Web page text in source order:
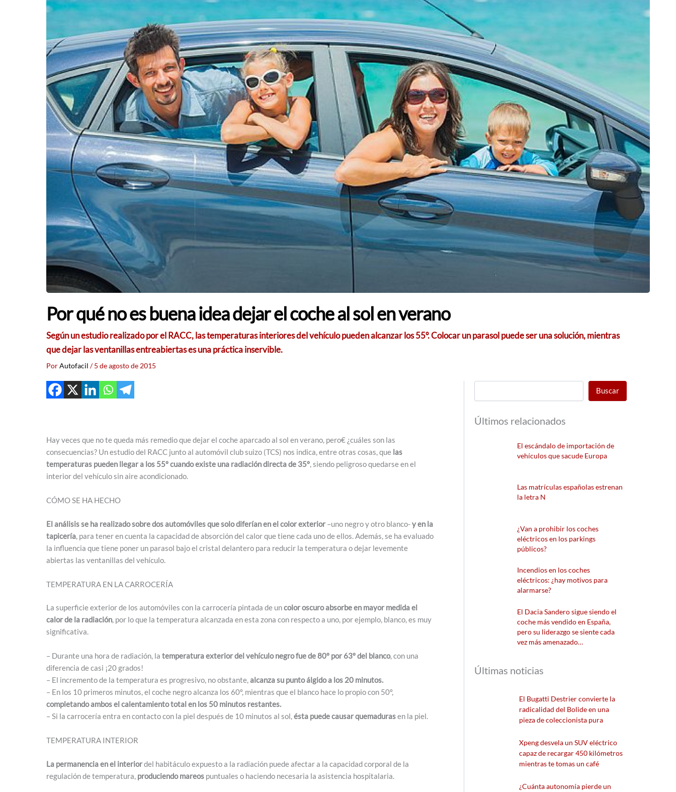
Por qué no es buena idea dejar el coche al sol en verano
Según un estudio realizado por el RACC, las temperaturas interiores del vehículo pueden alcanzar los 55º. Colocar un parasol puede ser una solución, mientras
que dejar las ventanillas entreabiertas es una práctica inservible.
PorAutofacil /5 de agosto de 2015
Hay veces que no te queda más remedio que dejar el coche aparcado al sol en verano, pero€ ¿cuáles son las
consecuencias? Un estudio del RACC junto al automóvil club suizo (TCS) nos indica, entre otras cosas, que las
temperaturas pueden llegar a los 55º cuando existe una radiación directa de 35º, siendo peligroso quedarse en el
interior del vehículo sin aire acondicionado.
CÓMO SE HA HECHO
El análisis se ha realizado sobre dos automóviles que solo diferían en el color exterior –uno negro y otro blanco-y en la
tapicería, para tener en cuenta la capacidad de absorción del calor que tiene cada uno de ellos. Además, se ha evaluado
la influencia que tiene poner un parasol bajo el cristal delantero para reducir la temperatura o dejar levemente
abiertas las ventanillas del vehículo.
TEMPERATURA EN LA CARROCERÍA
La superficie exterior de los automóviles con la carrocería pintada de uncolor oscuro absorbe en mayor medida el
calor de la radiación, por lo que la temperatura alcanzada en esta zona con respecto a uno, por ejemplo, blanco, es muy
significativa.
– Durante una hora de radiación, la temperatura exterior del vehículo negro fue de 80º por 63º del blanco, con una
diferencia de casi ¡20 grados!
– El incremento de la temperatura es progresivo, no obstante,alcanza su punto álgido a los 20 minutos.
– En los 10 primeros minutos, el coche negro alcanza los 60º, mientras que el blanco hace lo propio con 50º,
completando ambos el calentamiento total en los 50 minutos restantes.
– Si la carrocería entra en contacto con la piel después de 10 minutos al sol,ésta puede causar quemadurasen la piel.
TEMPERATURA INTERIOR
La permanencia en el interiordel habitáculo expuesto a la radiación puede afectar a la capacidad corporal de la
regulación de temperatura, produciendo mareos puntuales o haciendo necesaria la asistencia hospitalaria.
Buscar
Últimos relacionados
El escándalo de importación de
vehículos que sacude Europa
Las matrículas españolas estrenan
la letra N
¿Van a prohibir los coches
eléctricos en los parkings
públicos?
Incendios en los coches
eléctricos: ¿hay motivos para
alarmarse?
El Dacia Sandero sigue siendo el
coche más vendido en España,
pero su liderazgo se siente cada
vez más amenazado…
Últimas noticias
El Bugatti Destrier convierte la
radicalidad del Bolide en una
pieza de coleccionista pura
Xpeng desvela un SUV eléctrico
capaz de recargar 450 kilómetros
mientras te tomas un café
¿Cuánta autonomía pierde un